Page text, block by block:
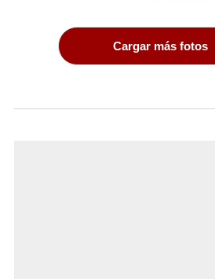
Cargar más fotos